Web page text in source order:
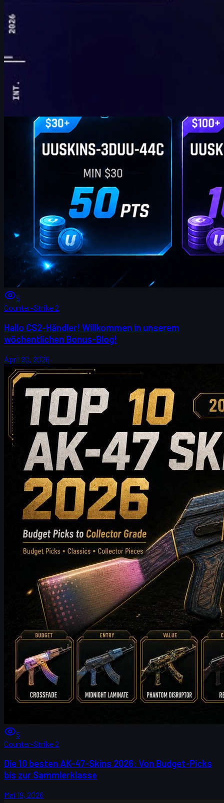
5
Counter-Strike 2
Hallo CS2-Händler! Willkommen in unserem
wöchentlichen Bonus-Blog!
April 20, 2026
5
Counter-Strike 2
Die 10 besten AK-47-Skins 2026: Von Budget-Picks
bis zur Sammlerklasse
Mai 19, 2026